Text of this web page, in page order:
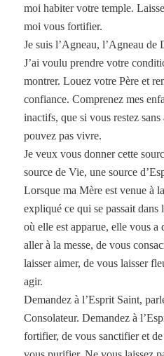
moi habiter votre temple.
moi vous fortifier.
Je suis l’Agneau, l’Agneau de
J’ai voulu prendre votre
montrer. Louez votre Père et
confiance. Comprenez mes
inactifs, que si vous restez
pouvez pas vivre.
Je veux vous donner cette
source de Vie, une source
Lorsque ma Mère est venue à
expliqué ce qui se passait
où elle est apparue, elle vous a
aller à la messe, de vous
laisser aimer, de vous laisser
agir.
Demandez à l’Esprit Saint,
Consolateur. Demandez à
fortifier, de vous sanctifier et